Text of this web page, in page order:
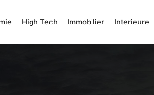
High Tech Immobilier Interieure